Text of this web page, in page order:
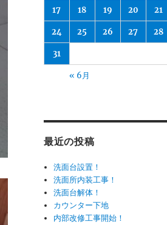
17 18 19 20 21
24 25 26 27 28
31
« 6月
最近の投稿
洗面台設置！
洗面所内装工事！
洗面台解体！
カウンター下地
内部改修工事開始！